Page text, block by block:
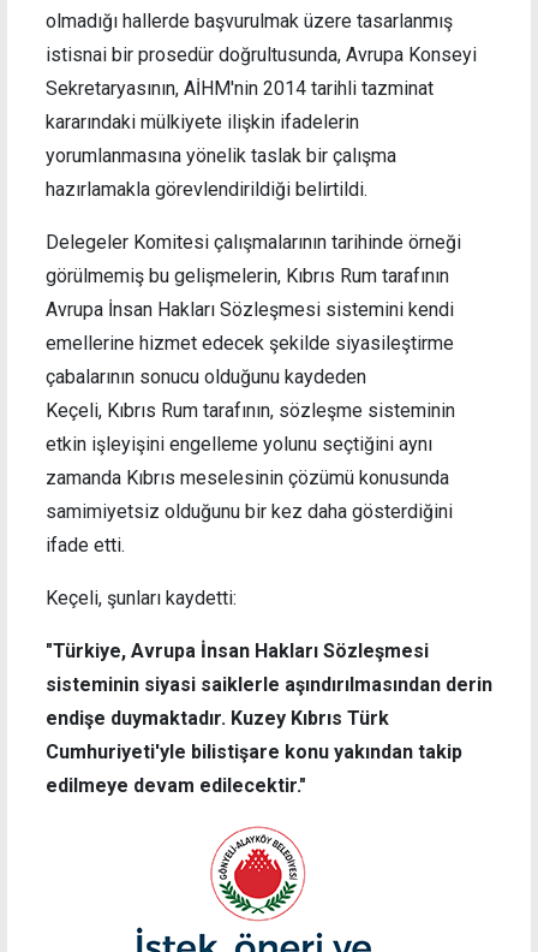
olmadığı hallerde başvurulmak üzere tasarlanmış
istisnai bir prosedür doğrultusunda, Avrupa Konseyi
Sekretaryasının, AİHM'nin 2014 tarihli tazminat
kararındaki mülkiyete ilişkin ifadelerin
yorumlanmasına yönelik taslak bir çalışma
hazırlamakla görevlendirildiği belirtildi.
Delegeler Komitesi çalışmalarının tarihinde örneği
görülmemiş bu gelişmelerin, Kıbrıs Rum tarafının
Avrupa İnsan Hakları Sözleşmesi sistemini kendi
emellerine hizmet edecek şekilde siyasileştirme
çabalarının sonucu olduğunu kaydeden
Keçeli, Kıbrıs Rum tarafının, sözleşme sisteminin
etkin işleyişini engelleme yolunu seçtiğini aynı
zamanda Kıbrıs meselesinin çözümü konusunda
samimiyetsiz olduğunu bir kez daha gösterdiğini
ifade etti.
Keçeli, şunları kaydetti:
"Türkiye, Avrupa İnsan Hakları Sözleşmesi
sisteminin siyasi saiklerle aşındırılmasından derin
endişe duymaktadır. Kuzey Kıbrıs Türk
Cumhuriyeti'yle bilistişare konu yakından takip
edilmeye devam edilecektir."